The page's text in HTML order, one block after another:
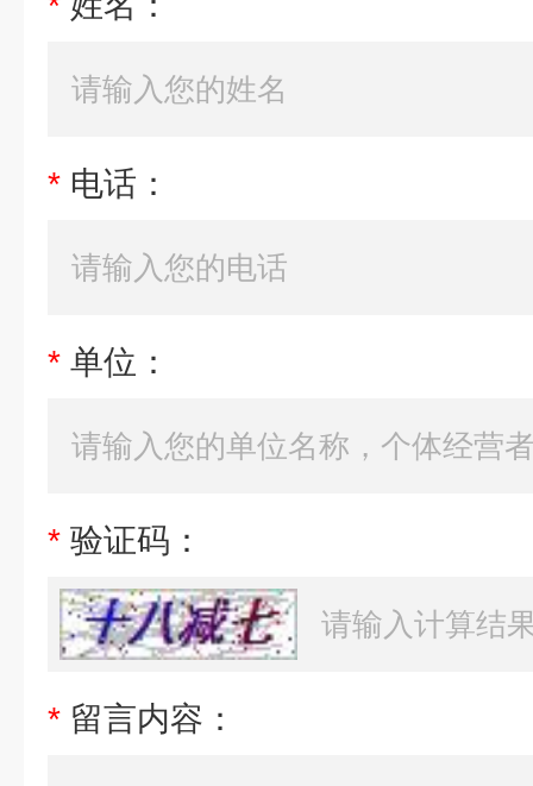
* 电话：
* 单位：
* 验证码：
* 留言内容：